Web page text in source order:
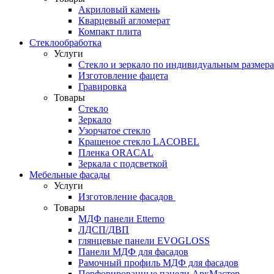
Акриловый камень
Кварцевый агломерат
Компакт плита
Стеклообработка
Услуги
Стекло и зеркало по индивидуальным
Изготовление фацета
Гравировка
Товары
Стекло
Зеркало
Узорчатое стекло
Крашеное стекло LACOBEL
Пленка ORACAL
Зеркала с подсветкой
Мебельные фасады
Услуги
Изготовление фасадов
Товары
МДФ панели Etterno
ЛДСП/ДВП
глянцевые панели EVOGLOSS
Панели МДФ для фасадов
Рамочный профиль МДФ для фасадов